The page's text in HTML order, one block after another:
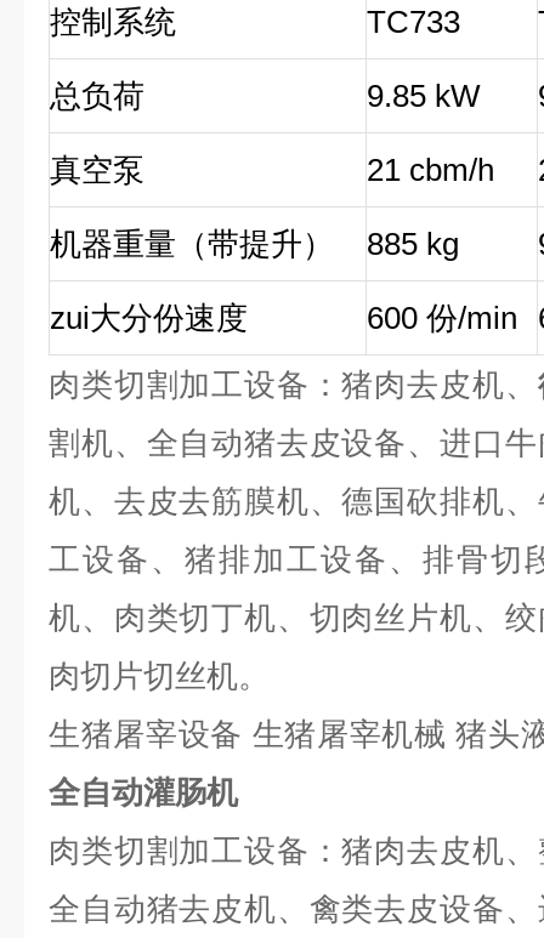
控制系统 TC733
总负荷 9.85 kW
真空泵 21 cbm/h
机器重量（带提升） 885 kg
zui大分份速度 600 份/min
肉类切割加工设备：猪肉去皮机、
割机、全自动猪去皮设备、进口
机、去皮去筋膜机、德国砍排机
工设备、猪排加工设备、排骨切
机、肉类切丁机、切肉丝片机、
肉切片切丝机。
生猪屠宰设备 生猪屠宰机械 猪头
全自动灌肠机
肉类切割加工设备：猪肉去皮机
全自动猪去皮机、禽类去皮设备